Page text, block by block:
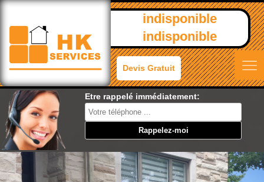
indisponible
indisponible
Devis Gratuit
Etre rappelé immédiatement: